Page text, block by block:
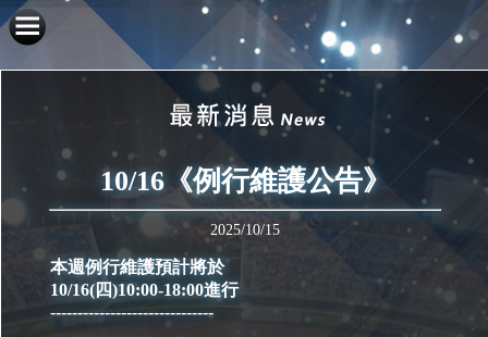
10/16《例行維護公告》
2025/10/15
本週例行維護預計將於
10/16(四)10:00-18:00進行
------------------------------